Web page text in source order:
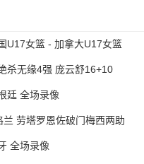
U17女篮 - 加拿大U17女篮
杀无缘4强 庞云舒16+10
廷 全场录像
劳塔罗恩佐破门梅西两助
全场录像